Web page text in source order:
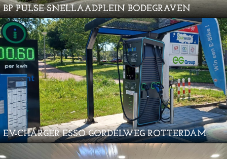
BP PULSE SNELLAADPLEIN BODEGRAVEN
EV-CHARGER ESSO GORDELWEG ROTTERDAM